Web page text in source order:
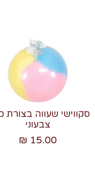
סקווישי שעווה בצורת
צבעוני
15.00 ₪